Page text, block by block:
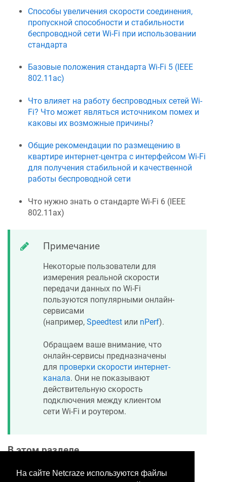
На сайте Netcraze используются файлы
Способы увеличения скорости соединения,
пропускной способности и стабильности
беспроводной сети Wi-Fi при использовании
стандарта
Базовые положения стандарта Wi-Fi 5 (IEEE
802.11ac)
Что влияет на работу беспроводных сетей Wi-
Fi? Что может являться источником помех и
каковы их возможные причины?
Общие рекомендации по размещению в
квартире интернет-центра с интерфейсом Wi-Fi
для получения стабильной и качественной
работы беспроводной сети
Что нужно знать о стандарте Wi-Fi 6 (IEEE
802.11ax)
Примечание
Некоторые пользователи для
измерения реальной скорости
передачи данных по Wi-Fi
пользуются популярными онлайн-
сервисами
(например, Speedtest или nPerf).
Обращаем ваше внимание, что
онлайн-сервисы предназначены
для проверки скорости интернет-
канала. Они не показывают
действительную скорость
подключения между клиентом
сети Wi-Fi и роутером.
В этом разделе